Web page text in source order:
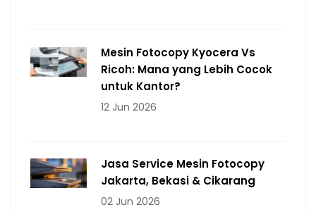
Mesin Fotocopy Kyocera Vs
Ricoh: Mana yang Lebih Cocok
untuk Kantor?
12 Jun 2026
Jasa Service Mesin Fotocopy
Jakarta, Bekasi & Cikarang
02 Jun 2026